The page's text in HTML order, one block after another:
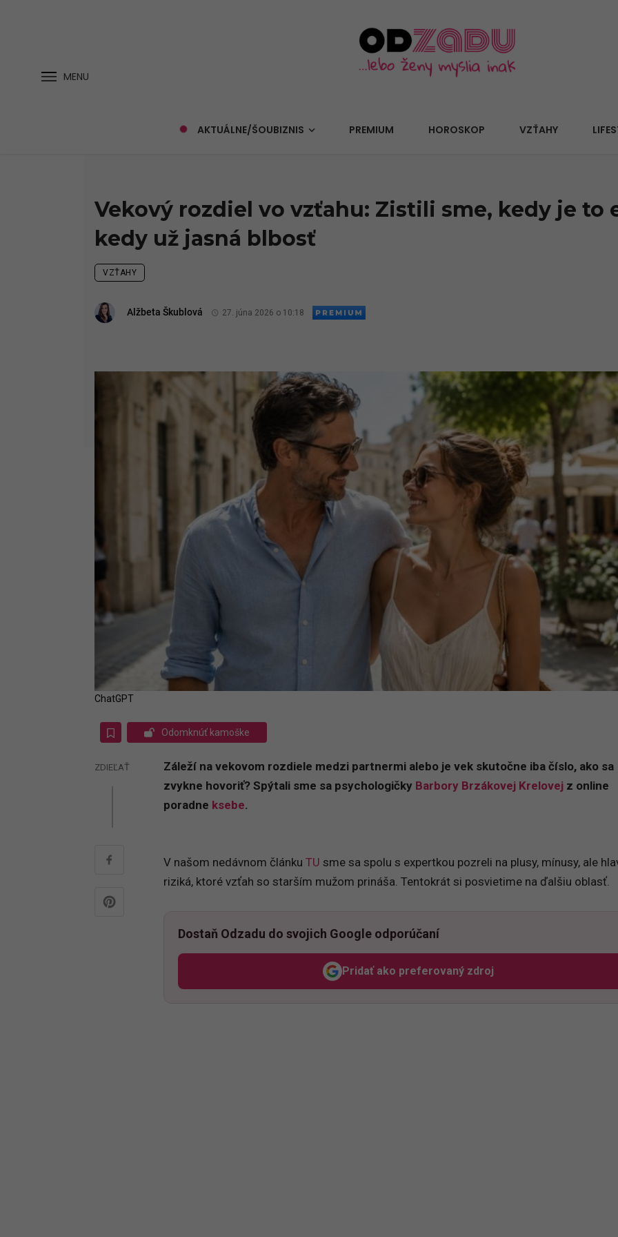
MENU
AKTUÁLNE/ŠOUBIZNIS PREMIUM HOROSKOP VZŤAHY
Vekový rozdiel vo vzťahu: Zistili sme, kedy je to
kedy už jasná blbosť
VZŤAHY
Alžbeta Škublová 27. júna 2026 o 10:18
ChatGPT
Odomknúť kamoške
ZDIEĽAŤ
Záleží na vekovom rozdiele medzi partnermi alebo je vek skutočne iba číslo, ako sa
zvykne hovoriť? Spýtali sme sa psychologičky Barbory Brzákovej Krelovej z online
poradne ksebe.
V našom nedávnom článku TU sme sa spolu s expertkou pozreli na plusy, mínusy, ale
riziká, ktoré vzťah so starším mužom prináša. Tentokrát si posvietime na ďalšiu oblasť.
Dostaň Odzadu do svojich Google odporúčaní
Pridať ako preferovaný zdroj
Odzadu, odkaz sa otvorí v novom okne